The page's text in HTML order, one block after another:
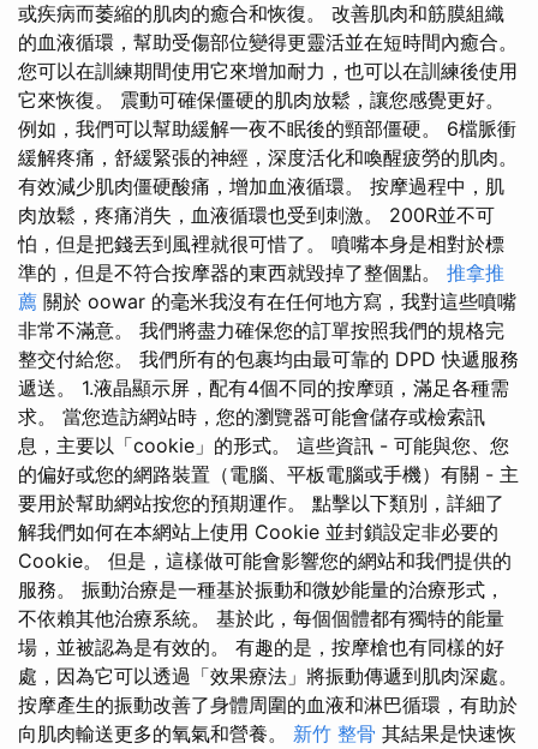
或疾病而萎縮的肌肉的癒合和恢復。 改善肌肉和筋膜組織
的血液循環，幫助受傷部位變得更靈活並在短時間內癒合。
您可以在訓練期間使用它來增加耐力，也可以在訓練後使用
它來恢復。 震動可確保僵硬的肌肉放鬆，讓您感覺更好。
例如，我們可以幫助緩解一夜不眠後的頸部僵硬。 6檔脈衝
緩解疼痛，舒緩緊張的神經，深度活化和喚醒疲勞的肌肉。
有效減少肌肉僵硬酸痛，增加血液循環。 按摩過程中，肌
肉放鬆，疼痛消失，血液循環也受到刺激。 200R並不可
怕，但是把錢丟到風裡就很可惜了。 噴嘴本身是相對於標
準的，但是不符合按摩器的東西就毀掉了整個點。 推拿推
薦 關於 oowar 的毫米我沒有在任何地方寫，我對這些噴嘴
非常不滿意。 我們將盡力確保您的訂單按照我們的規格完
整交付給您。 我們所有的包裹均由最可靠的 DPD 快遞服務
遞送。 1.液晶顯示屏，配有4個不同的按摩頭，滿足各種需
求。 當您造訪網站時，您的瀏覽器可能會儲存或檢索訊
息，主要以「cookie」的形式。 這些資訊 - 可能與您、您
的偏好或您的網路裝置（電腦、平板電腦或手機）有關 - 主
要用於幫助網站按您的預期運作。 點擊以下類別，詳細了
解我們如何在本網站上使用 Cookie 並封鎖設定非必要的
Cookie。 但是，這樣做可能會影響您的網站和我們提供的
服務。 振動治療是一種基於振動和微妙能量的治療形式，
不依賴其他治療系統。 基於此，每個個體都有獨特的能量
場，並被認為是有效的。 有趣的是，按摩槍也有同樣的好
處，因為它可以透過「效果療法」將振動傳遞到肌肉深處。
按摩產生的振動改善了身體周圍的血液和淋巴循環，有助於
向肌肉輸送更多的氧氣和營養。 新竹 整骨 其結果是快速恢